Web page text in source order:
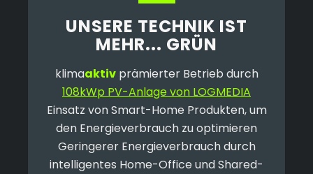
UNSERE TECHNIK IST
MEHR... GRÜN
klimaaktivprämierter Betrieb durch
108kWp PV-Anlage von LOGMEDIA
Einsatz von Smart-Home Produkten, um
den Energieverbrauch zu optimieren
Geringerer Energieverbrauch durch
intelligentes Home-Office und Shared-